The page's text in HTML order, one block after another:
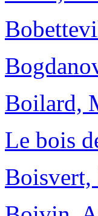
Boilard,
Le bois
Boisvert,